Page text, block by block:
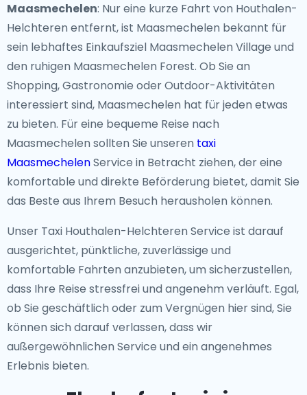
Maasmechelen: Nur eine kurze Fahrt von Houthalen-
Helchteren entfernt, ist Maasmechelen bekannt für
sein lebhaftes Einkaufsziel Maasmechelen Village und
den ruhigen Maasmechelen Forest. Ob Sie an
Shopping, Gastronomie oder Outdoor-Aktivitäten
interessiert sind, Maasmechelen hat für jeden etwas
zu bieten. Für eine bequeme Reise nach
Maasmechelen sollten Sie unseren taxi
MaasmechelenService in Betracht ziehen, der eine
komfortable und direkte Beförderung bietet, damit Sie
das Beste aus Ihrem Besuch herausholen können.
Unser Taxi Houthalen-Helchteren Service ist darauf
ausgerichtet, pünktliche, zuverlässige und
komfortable Fahrten anzubieten, um sicherzustellen,
dass Ihre Reise stressfrei und angenehm verläuft. Egal,
ob Sie geschäftlich oder zum Vergnügen hier sind, Sie
können sich darauf verlassen, dass wir
außergewöhnlichen Service und ein angenehmes
Erlebnis bieten.